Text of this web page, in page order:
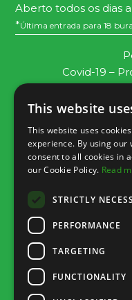
Aberto todos os dias
*Última entrada para 18
Covid-19 –
This website
This website uses
experience. By using our
consent to all cookies in
our Cookie Policy. Read
STRICTLY
PERFORMANCE
TARGETING
FUNCTIONALITY